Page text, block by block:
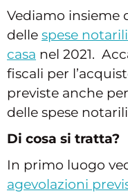
Vediamo insieme
delle spese
casa nel 2021.
fiscali per
previste anche
delle spese
Di cosa si tratta?
In primo luogo
agevolazioni